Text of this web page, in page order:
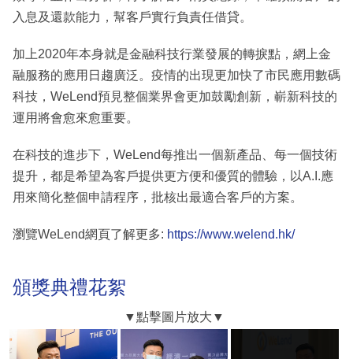
入息及還款能力，幫客戶實行負責任借貸。
加上2020年本身就是金融科技行業發展的轉捩點，網上金
融服務的應用日趨廣泛。疫情的出現更加快了市民應用數碼
科技，WeLend預見整個業界會更加鼓勵創新，嶄新科技的
運用將會愈來愈重要。
在科技的進步下，WeLend每推出一個新產品、每一個技術
提升，都是希望為客戶提供更方便和優質的體驗，以A.I.應
用來簡化整個申請程序，批核出最適合客戶的方案。
瀏覽WeLend網頁了解更多: https://www.welend.hk/
頒獎典禮花絮